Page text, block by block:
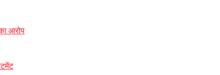
आरोप